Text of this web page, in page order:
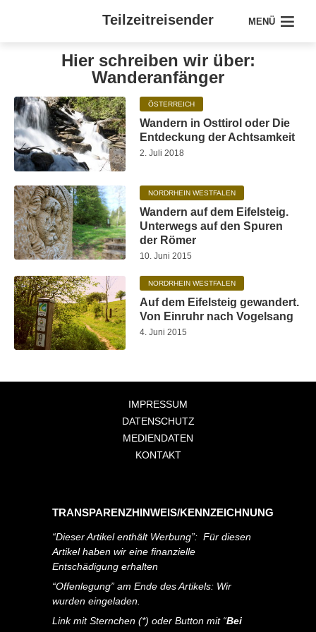
Teilzeitreisender MENÜ
Hier schreiben wir über:
Wanderanfänger
ÖSTERREICH
Wandern in Osttirol oder Die
Entdeckung der Achtsamkeit
2. Juli 2018
NORDRHEIN WESTFALEN
Wandern auf dem Eifelsteig.
Unterwegs auf den Spuren
der Römer
10. Juni 2015
NORDRHEIN WESTFALEN
Auf dem Eifelsteig gewandert.
Von Einruhr nach Vogelsang
4. Juni 2015
IMPRESSUM
DATENSCHUTZ
MEDIENDATEN
KONTAKT
TRANSPARENZHINWEIS/KENNZEICHNUNG
“Dieser Artikel enthält Werbung”: Für diesen
Artikel haben wir eine finanzielle
Entschädigung erhalten
“Offenlegung” am Ende des Artikels: Wir
wurden eingeladen.
Link mit Sternchen (*) oder Button mit “Bei